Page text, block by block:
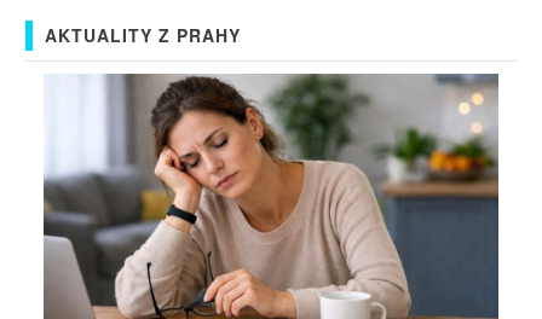
AKTUALITY Z PRAHY